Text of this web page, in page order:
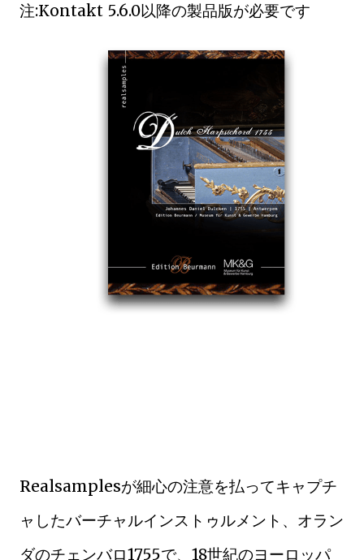
注:Kontakt 5.6.0以降の製品版が必要です
Realsamplesが細心の注意を払ってキャプチ
ャしたバーチャルインストゥルメント、オラン
ダのチェンバロ1755で、18世紀のヨーロッパ